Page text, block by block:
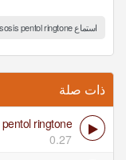
استماع penjual sosis pentol ringtone
ذات صلة
ringtone
0.27